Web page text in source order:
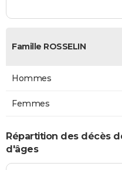
Famille ROSSELIN
Hommes
Femmes
Répartition des décès
d'âges